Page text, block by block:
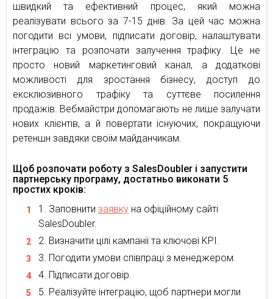
швидкий та ефективний процес, який можна
реалізувати всього за 7-15 днів. За цей час можна
погодити всі умови, підписати договір, налаштувати
інтеграцію та розпочати залучення трафіку. Це не
просто новий маркетинговий канал, а додаткові
можливості для зростання бізнесу, доступ до
ексклюзивного трафіку та суттєве посилення
продажів. Вебмайстри допомагають не лише залучати
нових клієнтів, а й повертати існуючих, покращуючи
ретеншн завдяки своїм майданчикам.
Щоб розпочати роботу з SalesDoubler і запустити
партнерську програму, достатньо виконати 5
простих кроків:
Заповнити заявку на офіційному сайті
SalesDoubler.
Визначити цілі кампанії та ключові KPI.
Погодити умови співпраці з менеджером.
Підписати договір.
Реалізуйте інтеграцію, щоб партнери могли